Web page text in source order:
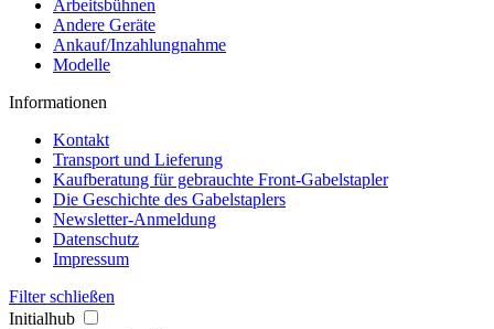
Arbeitsbühnen
Andere Geräte
Ankauf/Inzahlungnahme
Modelle
Informationen
Kontakt
Transport und Lieferung
Kaufberatung für gebrauchte Front-Gabelstapler
Die Geschichte des Gabelstaplers
Newsletter-Anmeldung
Datenschutz
Impressum
Filter schließen
Initialhub